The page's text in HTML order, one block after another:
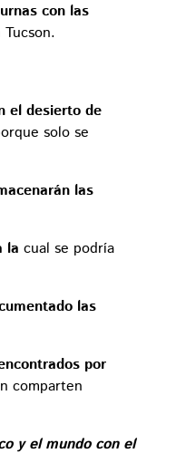
con las
el desierto de
solo se
las
la cual se podría
las
por
comparten
y el mundo con el